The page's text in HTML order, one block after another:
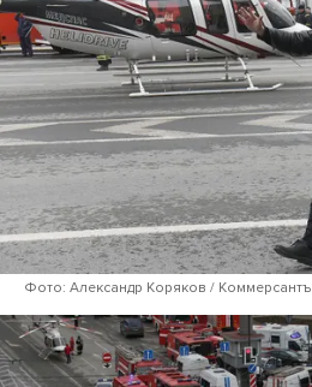
Фото: Александр Коряков / Коммерсантъ